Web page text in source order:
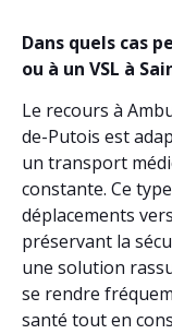
Dans quels cas
ou à un VSL à
Le recours à
de-Putois est
un transport
constante. Ce
déplacements
préservant la
une solution
se rendre
santé tout en